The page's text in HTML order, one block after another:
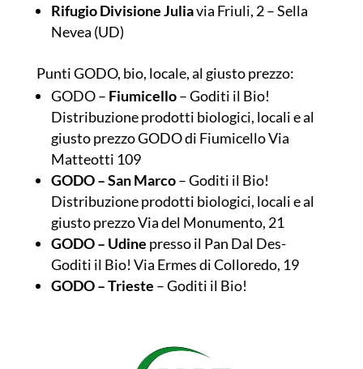
Rifugio Divisione Juliavia Friuli, 2 – Sella
Nevea (UD)
Punti GODO, bio, locale, al giusto prezzo:
GODO – Fiumicello– Goditi il Bio!
Distribuzione prodotti biologici, locali e al
giusto prezzo GODO di Fiumicello Via
Matteotti 109
GODO – San Marco– Goditi il Bio!
Distribuzione prodotti biologici, locali e al
giusto prezzo Via del Monumento, 21
GODO – Udine presso il Pan Dal Des-
Goditi il Bio! Via Ermes di Colloredo, 19
GODO – Trieste – Goditi il Bio!